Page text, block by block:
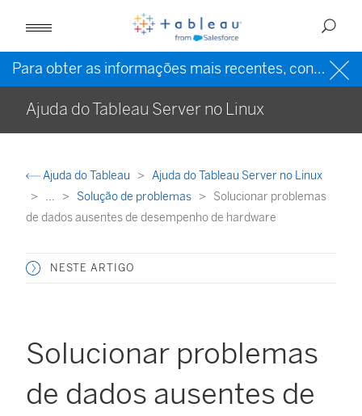
Para obter as informações mais recentes, consulte a
Ajuda do Tableau Server no Linux
Ajuda do Tableau
Ajuda do Tableau Server no Linux
...
Solução de problemas
Solucionar problemas
de dados ausentes de desempenho de hardware
NESTE ARTIGO
Solucionar problemas
de dados ausentes de